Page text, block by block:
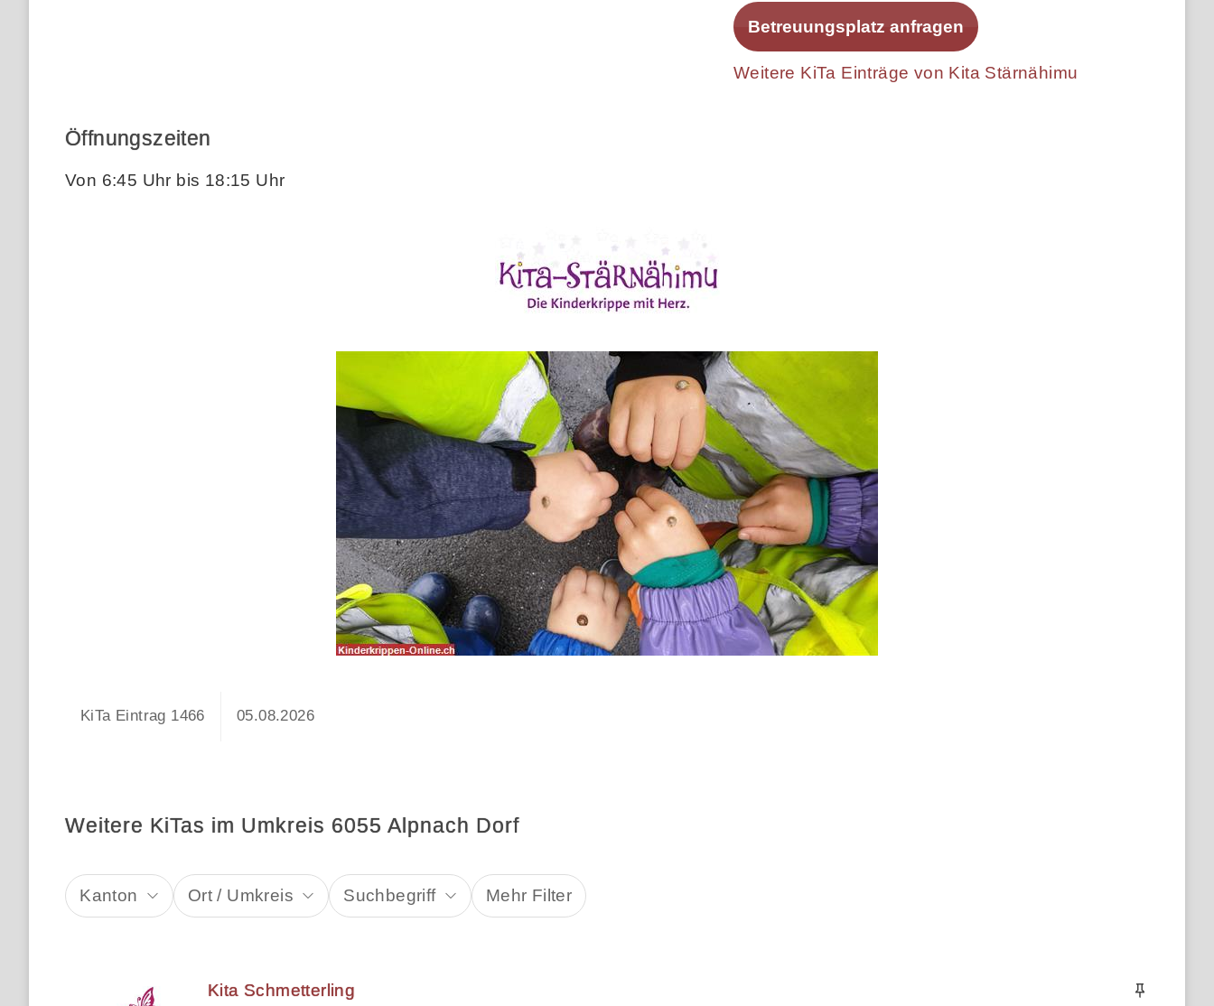
Betreuungsplatz anfragen
Weitere KiTa Einträge von Kita Stärnähimu
Öffnungszeiten
Von 6:45 Uhr bis 18:15 Uhr
KiTa Eintrag 1466 05.08.2026
Weitere KiTas im Umkreis 6055 Alpnach Dorf
Kanton Ort / Umkreis Suchbegriff Mehr Filter
Kita Schmetterling